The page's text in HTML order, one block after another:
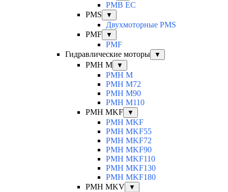
PMB EC
PMS
▼
Двухмоторные PMS
PMF
▼
PMF
Гидравлические моторы
▼
PMH M ▼
PMH M
PMH M72
PMH M90
PMH M110
PMH MKF
▼
PMH MKF
PMH MKF55
PMH MKF72
PMH MKF90
PMH MKF110
PMH MKF130
PMH MKF180
PMH MKV
▼